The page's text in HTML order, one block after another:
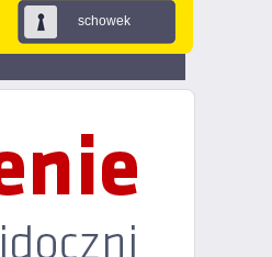
schowek